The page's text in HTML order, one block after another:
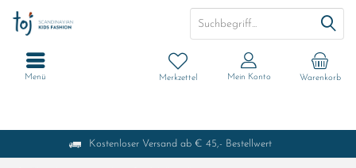
Kostenloser Versand ab € 45,- Bestellwert
Warenkorb
Merkzettel Mein Konto
Menü